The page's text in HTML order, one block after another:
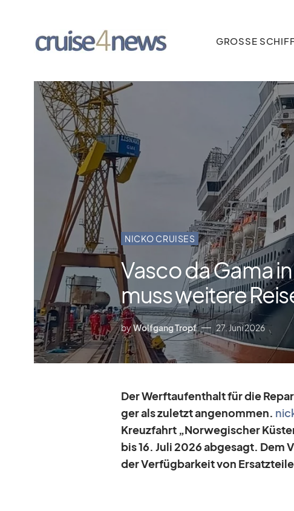
GROSSE
NICKO CRUISES
Vasco da Gama
muss weitere
byWolfgang Tropf 27. Juni 2026
Der Werft­auf­ent­halt für die
ger als zu­letzt an­ge­nom­men.
Kreuz­fahrt „Nor­we­gi­scher
bis 16. Juli 2026 ab­ge­sagt. Dem
der Ver­füg­bar­keit von